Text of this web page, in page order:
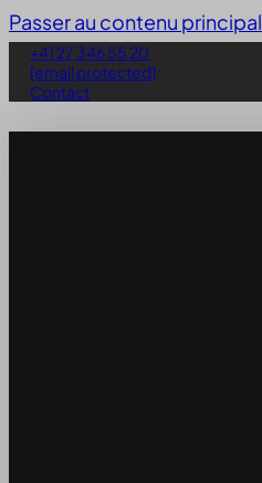
Passer au contenu principal
+41 27 346 55 20
[email protected]
Contact